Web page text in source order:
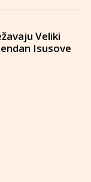
Veliki
Isusove